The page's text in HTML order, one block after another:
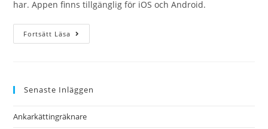
har. Appen finns tillgänglig för iOS och Android.
Fortsätt Läsa
Senaste Inläggen
Ankarkättingräknare